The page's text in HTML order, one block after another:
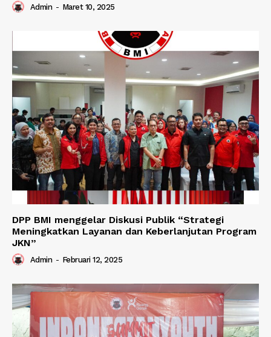
Admin - Maret 10, 2025
DPP BMI menggelar Diskusi Publik “Strategi
Meningkatkan Layanan dan Keberlanjutan Program
JKN”
Admin - Februari 12, 2025